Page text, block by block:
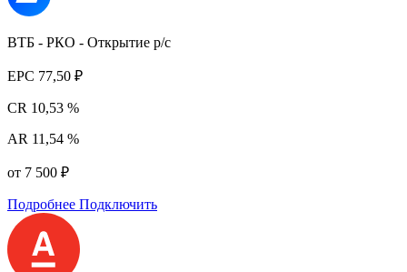
ВТБ - РКО - Открытие р/с
EPC 77,50 ₽
CR 10,53 %
AR 11,54 %
от 7 500 ₽
Подробнее Подключить